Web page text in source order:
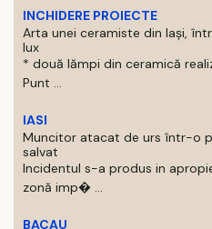
INCHIDERE PROIECTE
Arta unei ceramiste din Iași,
lux
* două lămpi din ceramică
Punt ...
IASI
Muncitor atacat de urs într-o
salvat
Incidentul s-a produs in
zonă imp� ...
BACAU